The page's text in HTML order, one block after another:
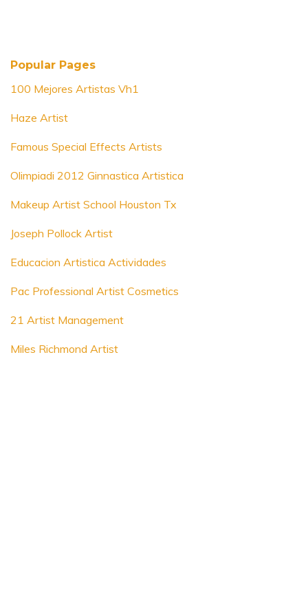
Popular Pages
100 Mejores Artistas Vh1
Haze Artist
Famous Special Effects Artists
Olimpiadi 2012 Ginnastica Artistica
Makeup Artist School Houston Tx
Joseph Pollock Artist
Educacion Artistica Actividades
Pac Professional Artist Cosmetics
21 Artist Management
Miles Richmond Artist